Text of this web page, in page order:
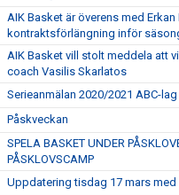
AIK Basket är överens med Erkan
kontraktsförlängning inför
AIK Basket vill stolt meddela att
coach Vasilis Skarlatos
Serieanmälan 2020/2021 ABC-lag
Påskveckan
SPELA BASKET UNDER
PÅSKLOVSCAMP
Uppdatering tisdag 17 mars med